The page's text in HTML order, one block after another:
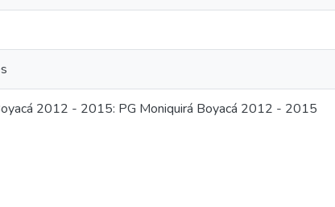
2012 - 2015: PG Moniquirá Boyacá 2012 - 2015